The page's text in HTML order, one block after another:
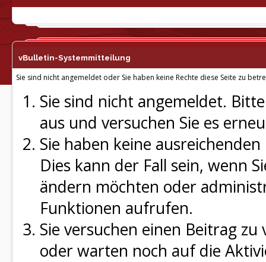
vBulletin-Systemmitteilung
Sie sind nicht angemeldet oder Sie haben keine Rechte diese Seite zu
Sie sind nicht angemeldet.
aus und versuchen Sie es
Sie haben keine
Dies kann der Fall sein, wenn
ändern möchten oder
Funktionen aufrufen.
Sie versuchen einen Beitrag
oder warten noch auf die